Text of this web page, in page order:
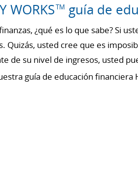
WORKSTM guía de
¿qué es lo que sabe? Si
Quizás, usted cree que es
de su nivel de ingresos, usted
guía de educación financiera